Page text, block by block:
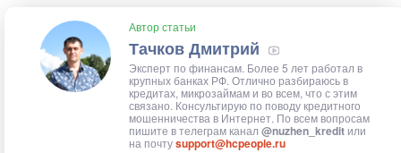
Автор статьи
Тачков Дмитрий
Эксперт по финансам. Более 5 лет работал в
крупных банках РФ. Отлично разбираюсь в
кредитах, микрозаймам и во всем, что с этим
связано. Консультирую по поводу кредитного
мошенничества в Интернет. По всем вопросам
пишите в телеграм канал @nuzhen_kredit или
на почтуsupport@hcpeople.ru